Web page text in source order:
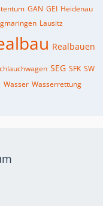
GAN GEI Heidenau
Lausitz
Realbauen
SEG SFK SW
Wasser Wasserrettung